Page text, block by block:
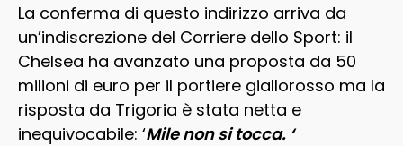
La conferma di questo indirizzo arriva da
un’indiscrezione del Corriere dello Sport: il
Chelsea ha avanzato una proposta da 50
milioni di euro per il portiere giallorosso ma la
risposta da Trigoria è stata netta e
inequivocabile: ‘Mile non si tocca. ‘